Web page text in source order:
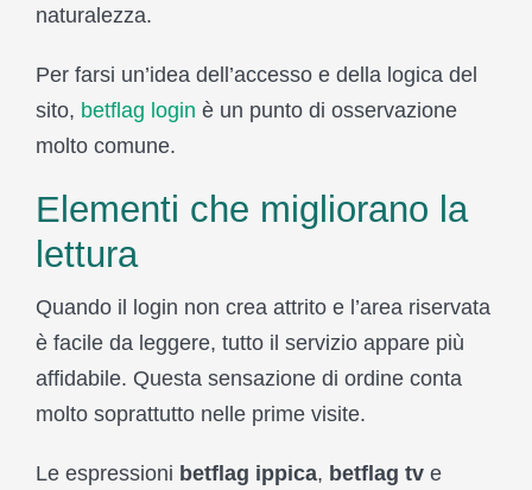
naturalezza.
Per farsi un’idea dell’accesso e della logica del
sito, betflag login è un punto di osservazione
molto comune.
Elementi che migliorano la
lettura
Quando il login non crea attrito e l’area riservata
è facile da leggere, tutto il servizio appare più
affidabile. Questa sensazione di ordine conta
molto soprattutto nelle prime visite.
Le espressioni betflag ippica, betflag tv e